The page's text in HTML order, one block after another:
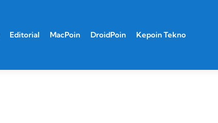
Editorial MacPoin DroidPoin Kepoin Tekno